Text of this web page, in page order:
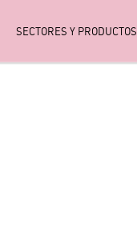
SECTORES Y PRODUCTOS